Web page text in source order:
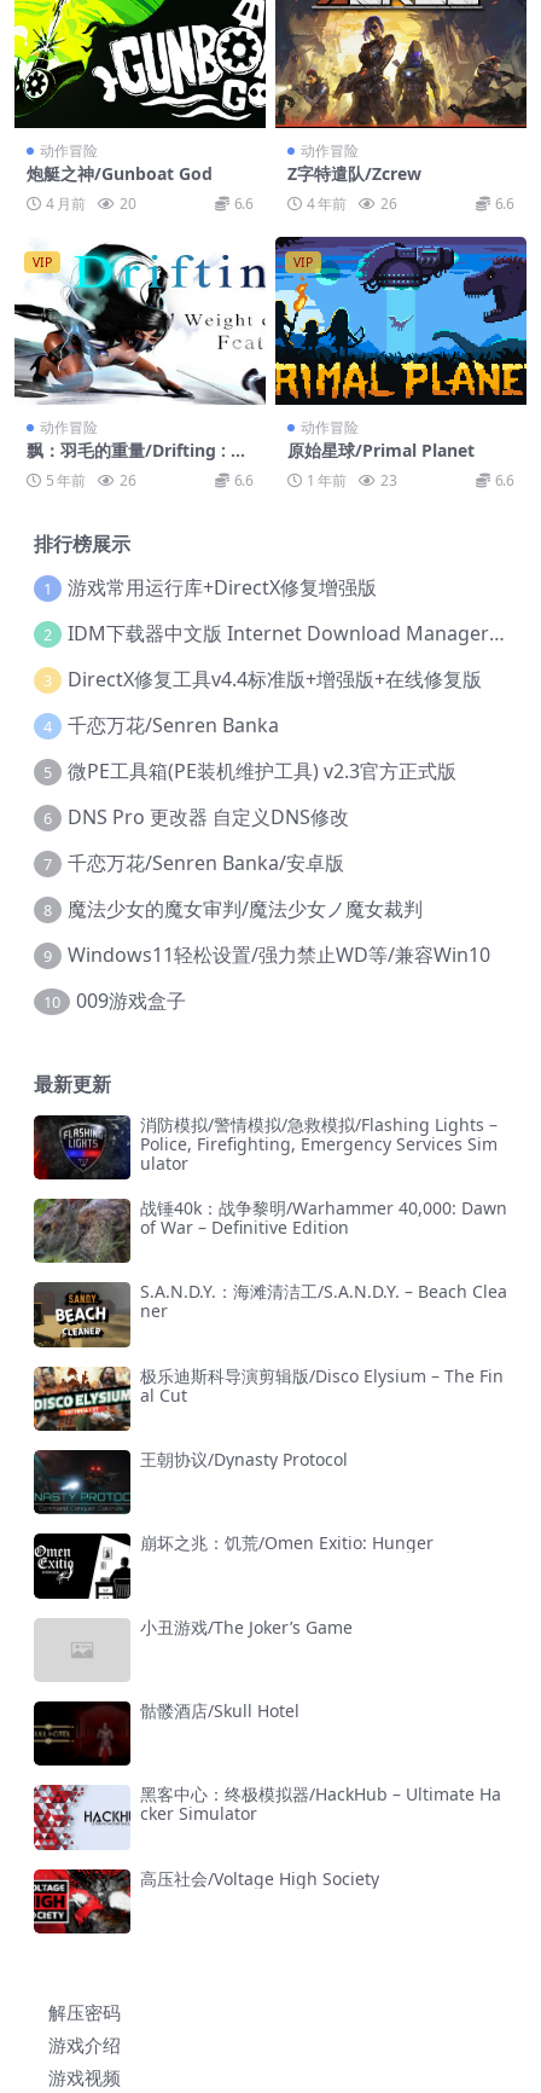
动作冒险
炮艇之神/Gunboat God
4 月前 20 6.6
动作冒险
Z字特遣队/Zcrew
4 年前 26 6.6
VIP
动作冒险
飘：羽毛的重量/Drifting : W
eight of Feathers
5 年前 26 6.6
VIP
动作冒险
原始星球/Primal Planet
1 年前 23 6.6
排行榜展示
1 游戏常用运行库+DirectX修复增强版
2 IDM下载器中文版 Internet Download Manager v6.42.36 IDM
3 DirectX修复工具v4.4标准版+增强版+在线修复版
4 千恋万花/Senren Banka
5 微PE工具箱(PE装机维护工具) v2.3官方正式版
6 DNS Pro 更改器 自定义DNS修改
7 千恋万花/Senren Banka/安卓版
8 魔法少女的魔女审判/魔法少女ノ魔女裁判
9 Windows11轻松设置/强力禁止WD等/兼容Win10
10 009游戏盒子
最新更新
消防模拟/警情模拟/急救模拟/Flashing Lights –
Police, Firefighting, Emergency Services Sim
ulator
战锤40k：战争黎明/Warhammer 40,000: Dawn
of War – Definitive Edition
S.A.N.D.Y.：海滩清洁工/S.A.N.D.Y. – Beach Clea
ner
极乐迪斯科导演剪辑版/Disco Elysium – The Fin
al Cut
王朝协议/Dynasty Protocol
崩坏之兆：饥荒/Omen Exitio: Hunger
小丑游戏/The Joker’s Game
骷髅酒店/Skull Hotel
黑客中心：终极模拟器/HackHub – Ultimate Ha
cker Simulator
高压社会/Voltage High Society
解压密码
游戏介绍
游戏视频